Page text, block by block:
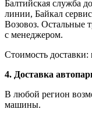
Балтийская служба
линии, Байкал
Возовоз. Остальные
с менеджером.
Стоимость
4. Доставка
В любой регион
машины.